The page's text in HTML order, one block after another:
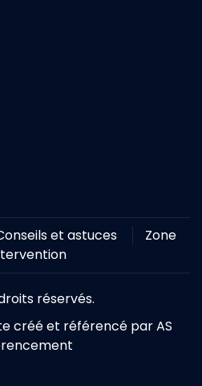
et astuces
Zone
réservés.
créé et référencé par AS